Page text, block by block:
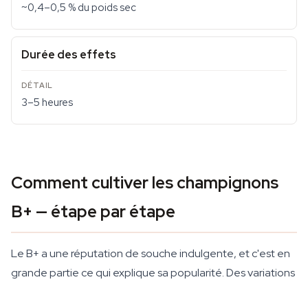
~0,4–0,5 % du poids sec
Durée des effets
3–5 heures
Comment cultiver les champignons
B+ — étape par étape
Le B+ a une réputation de souche indulgente, et c'est en
grande partie ce qui explique sa popularité. Des variations